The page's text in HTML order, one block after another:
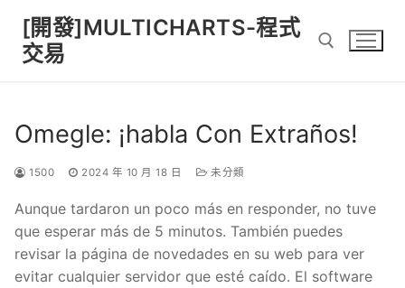
content
[開發]MULTICHARTS-程式
交易
Omegle: ¡habla Con Extraños!
1500 2024 年 10 月 18 日 未分類
Aunque tardaron un poco más en responder, no tuve
que esperar más de 5 minutos. También puedes
revisar la página de novedades en su web para ver
evitar cualquier servidor que esté caído. El software